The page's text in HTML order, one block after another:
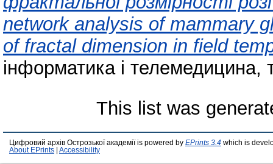
network analysis of mammary
of fractal dimension in field
інформатика і телемедицина,
This list was
Цифровий архів Острозької академії is powered by EPrints 3.4 which is
About EPrints
Accessibility